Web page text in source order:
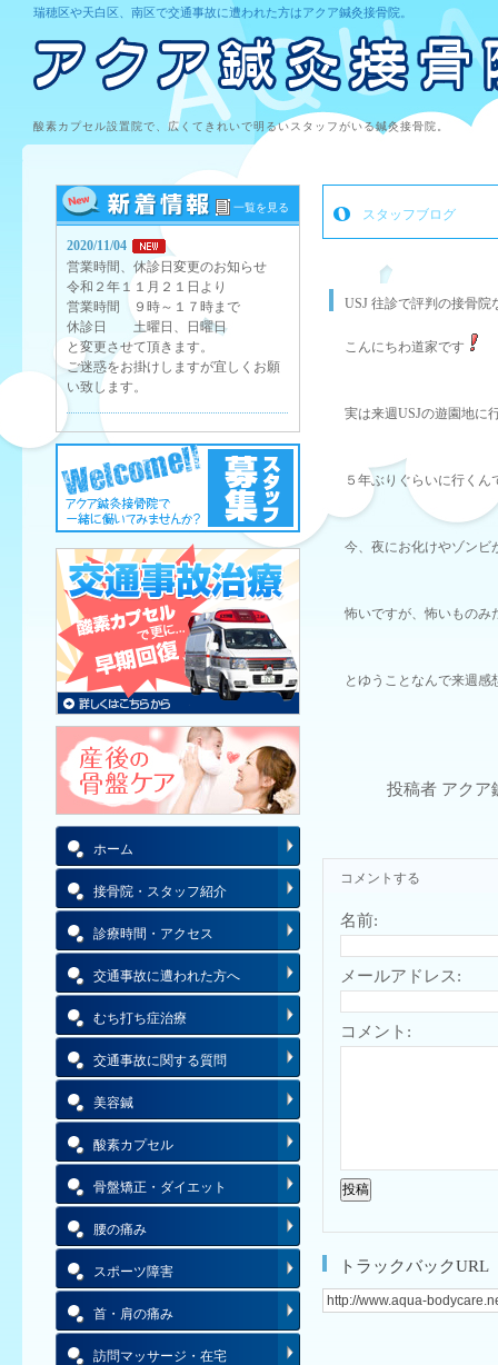
瑞穂区や天白区、南区で交通事故に遭われた方はアクア鍼灸接骨院。
酸素カプセル設置院で、広くてきれいで明るいスタッフがいる鍼灸接骨院。
スタッフブログ
USJ 往診で評判の接骨院
こんにちわ道家です
実は来週USJの遊園地に
５年ぶりぐらいに行くん
今、夜にお化けやゾンビ
怖いですが、怖いものみ
とゆうことなんで来週
投稿者 アクア
コメントする
名前:
メールアドレス:
コメント:
トラックバックURL
一覧を見る
2020/11/04
営業時間、休診日変更のお知らせ
令和２年１１月２１日より
営業時間 ９時～１７時まで
休診日 土曜日、日曜日
と変更させて頂きます。
ご迷惑をお掛けしますが宜しくお願
い致します。
ホーム
接骨院・スタッフ紹介
診療時間・アクセス
交通事故に遭われた方へ
むち打ち症治療
交通事故に関する質問
美容鍼
酸素カプセル
骨盤矯正・ダイエット
腰の痛み
スポーツ障害
首・肩の痛み
訪問マッサージ・在宅